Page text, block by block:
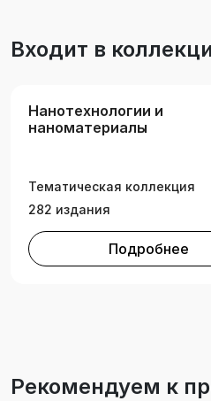
«Нанотехнологии и
Входит в
Нанотехнологии и
наноматериалы
Тематическая коллекция
282 издания
Подробнее
Рекомендуем к